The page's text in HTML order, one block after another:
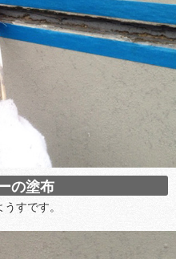
の塗布
すです。